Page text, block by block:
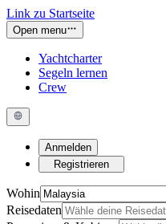
Link zu Startseite
Open menu
Yachtcharter
Segeln lernen
Crew
Anmelden
Registrieren
Wohin
Reisedaten